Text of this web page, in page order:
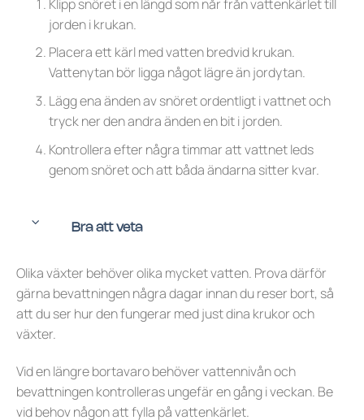
Klipp snöret i en längd som når från vattenkärlet till
jorden i krukan.
Placera ett kärl med vatten bredvid krukan.
Vattenytan bör ligga något lägre än jordytan.
Lägg ena änden av snöret ordentligt i vattnet och
tryck ner den andra änden en bit i jorden.
Kontrollera efter några timmar att vattnet leds
genom snöret och att båda ändarna sitter kvar.
Bra att veta
Olika växter behöver olika mycket vatten. Prova därför
gärna bevattningen några dagar innan du reser bort, så
att du ser hur den fungerar med just dina krukor och
växter.
Vid en längre bortavaro behöver vattennivån och
bevattningen kontrolleras ungefär en gång i veckan. Be
vid behov någon att fylla på vattenkärlet.